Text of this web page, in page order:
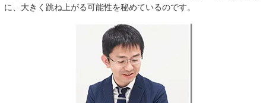
に、大きく跳ね上がる可能性を秘めているのです。